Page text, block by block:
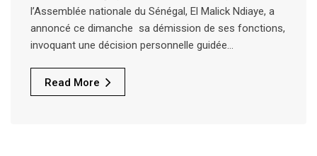
l’Assemblée nationale du Sénégal, El Malick Ndiaye, a
annoncé ce dimanche sa démission de ses fonctions,
invoquant une décision personnelle guidée…
Read More